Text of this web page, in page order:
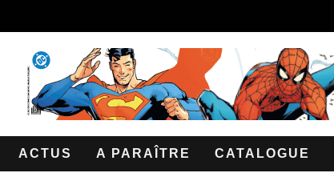
ACTUS A PARAÎTRE CATALOGUE